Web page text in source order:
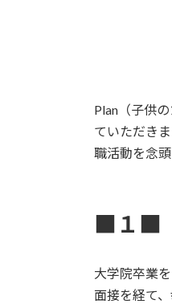
Plan（子供
ていただき
職活動を念
■１■
大学院卒業
面接を経て